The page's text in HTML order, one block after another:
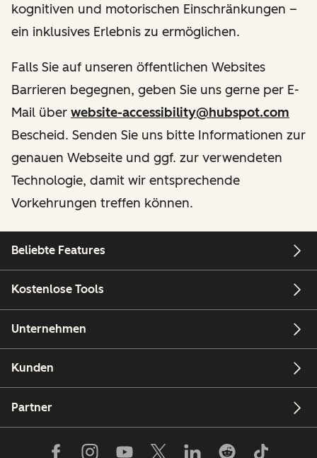
kognitiven und motorischen Einschränkungen –
ein inklusives Erlebnis zu ermöglichen.
Falls Sie auf unseren öffentlichen Websites
Barrieren begegnen, geben Sie uns gerne per E-
Mail über website-accessibility@hubspot.com
Bescheid. Senden Sie uns bitte Informationen zur
genauen Webseite und ggf. zur verwendeten
Technologie, damit wir entsprechende
Vorkehrungen treffen können.
Beliebte Features
Kostenlose Tools
Unternehmen
Kunden
Partner